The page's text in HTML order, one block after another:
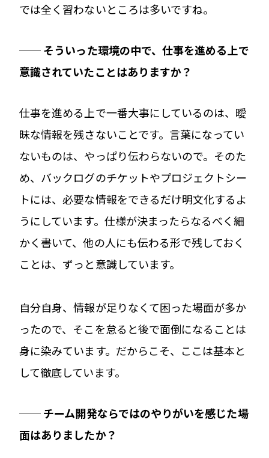
では全く習わないところは多いですね。
── そういった環境の中で、仕事を進める上で
意識されていたことはありますか？
仕事を進める上で一番大事にしているのは、曖
昧な情報を残さないことです。言葉になってい
ないものは、やっぱり伝わらないので。そのた
め、バックログのチケットやプロジェクトシー
トには、必要な情報をできるだけ明文化するよ
うにしています。仕様が決まったらなるべく細
かく書いて、他の人にも伝わる形で残しておく
ことは、ずっと意識しています。
自分自身、情報が足りなくて困った場面が多か
ったので、そこを怠ると後で面倒になることは
身に染みています。だからこそ、ここは基本と
して徹底しています。
── チーム開発ならではのやりがいを感じた場
面はありましたか？